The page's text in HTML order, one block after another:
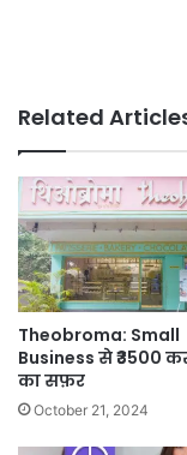
Related
Theobroma: Small
Business से ₹3500
का सफ़र
October 21, 2024